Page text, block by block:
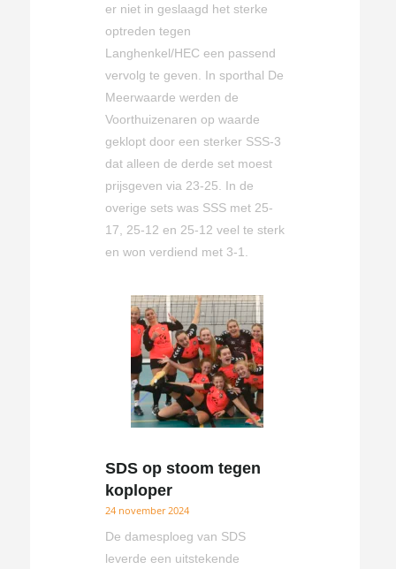
er niet in geslaagd het sterke
optreden tegen
Langhenkel/HEC een passend
vervolg te geven. In sporthal De
Meerwaarde werden de
Voorthuizenaren op waarde
geklopt door een sterker SSS-3
dat alleen de derde set moest
prijsgeven via 23-25. In de
overige sets was SSS met 25-
17, 25-12 en 25-12 veel te sterk
en won verdiend met 3-1.
SDS op stoom tegen
koploper
24 november 2024
De damesploeg van SDS
leverde een uitstekende